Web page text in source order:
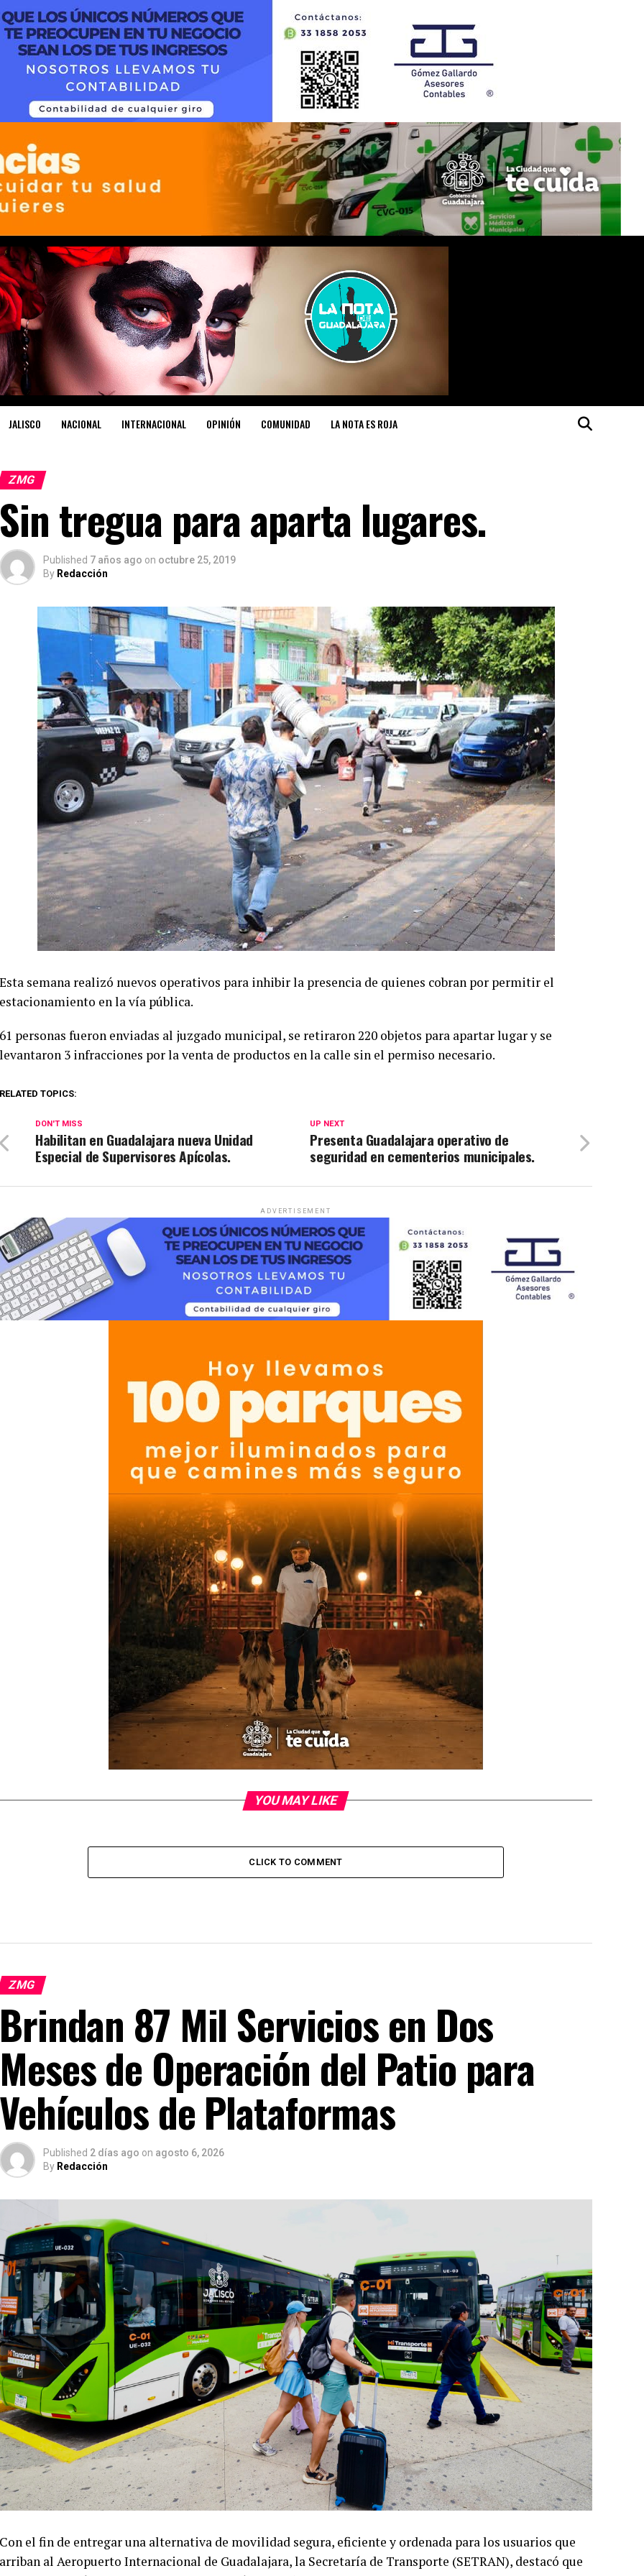
JALISCO NACIONAL INTERNACIONAL OPINIÓN COMUNIDAD LA NOTA ES ROJA
ZMG
Sin tregua para aparta lugares.
Published 7 años ago on octubre 25, 2019
By Redacción
Esta semana realizó nuevos operativos para inhibir la presencia de quienes cobran por permitir el
estacionamiento en la vía pública.
61 personas fueron enviadas al juzgado municipal, se retiraron 220 objetos para apartar lugar y se
levantaron 3 infracciones por la venta de productos en la calle sin el permiso necesario.
RELATED TOPICS:
UP NEXT
Presenta Guadalajara operativo de
seguridad en cementerios municipales.
DON'T MISS
Habilitan en Guadalajara nueva Unidad
Especial de Supervisores Apícolas.
ADVERTISEMENT
YOU MAY LIKE
CLICK TO COMMENT
ZMG
Brindan 87 Mil Servicios en Dos
Meses de Operación del Patio para
Vehículos de Plataformas
Published 2 días ago on agosto 6, 2026
By Redacción
Con el fin de entregar una alternativa de movilidad segura, eficiente y ordenada para los usuarios que
arriban al Aeropuerto Internacional de Guadalajara, la Secretaría de Transporte (SETRAN), destacó que